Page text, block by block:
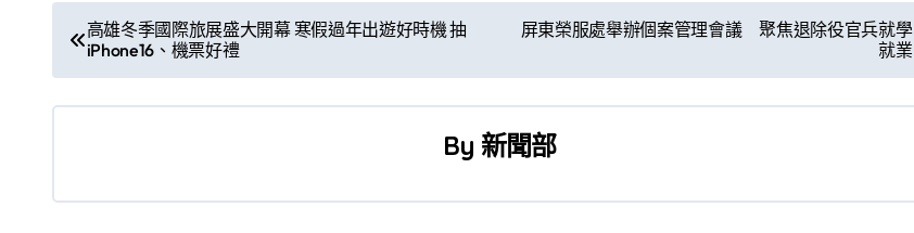
文
章
導
高雄冬季國際旅展盛大開幕 寒假過年出遊好時機 抽
iPhone16、機票好禮
屏東榮服處舉辦個案管理會議 聚焦退除役官兵就學
就業
By 新聞部